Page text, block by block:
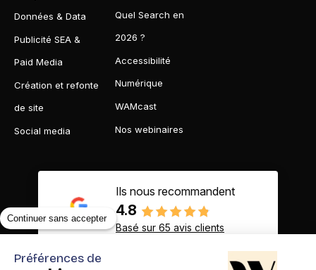
Données & Data
Publicité SEA &
Paid Media
Création et refonte
de site
Social media
Quel Search en
2026 ?
Accessibilité
Numérique
WAMcast
Nos webinaires
Ils nous recommandent
4.8
Basé sur 65 avis clients
Continuer sans accepter
Préférences de